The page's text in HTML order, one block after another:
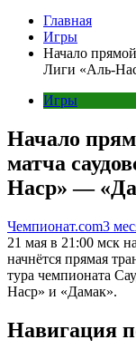
Главная
Игры
Начало
Лиги «Аль-
Игры
Начало
матча
Наср» —
Чемпионат.com3
21 мая в 21:00 мск
начнётся прямая
тура чемпионата
Наср» и «Дамак».
Навигация